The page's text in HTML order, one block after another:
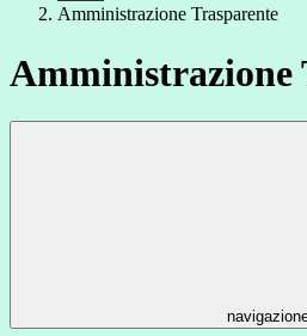
Amministrazione Trasparente
Amministrazione